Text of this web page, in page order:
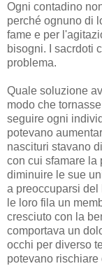
Ogni contadino
perché ognuno di
fame e per
bisogni. I sacrdoti
problema.
Quale soluzione
modo che
seguire ogni
potevano
nascituri stavano
con cui sfamare la
diminuire le sue
a preoccuparsi del
le loro fila un
cresciuto con la
comportava un
occhi per diverso
potevano